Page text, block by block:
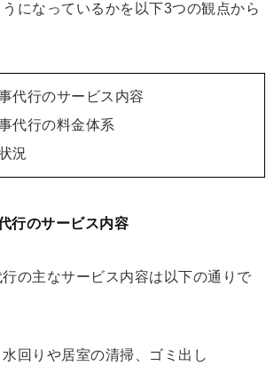
になっているかを以下3つの観点から
代行のサービス内容
代行の料金体系
況
行のサービス内容
の主なサービス内容は以下の通りで
水回りや居室の清掃、ゴミ出し